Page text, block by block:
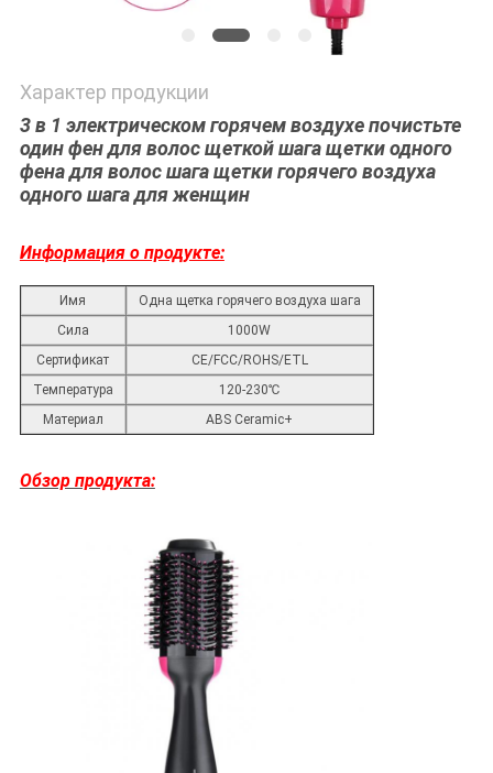
Характер продукции
3 в 1 электрическом горячем воздухе почистьте
один фен для волос щеткой шага щетки одного
фена для волос шага щетки горячего воздуха
одного шага для женщин
Информация о продукте:
Имя
Одна щетка горячего воздуха шага
Сила
1000W
Сертификат
CE/FCC/ROHS/ETL
Температура
120-230℃
Материал
ABS Ceramic+
Обзор продукта: